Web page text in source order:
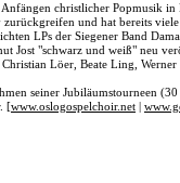
christlicher Popmusik
zurückgreifen und hat bereits
LPs der Siegener Band
Jost "schwarz und weiß" neu
Löer, Beate Ling,
seiner Jubiläumstourneen
[www.oslogospelchoir.net |